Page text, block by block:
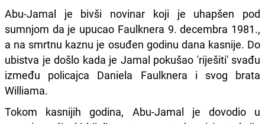
Abu-Jamal je bivši novinar koji je uhapšen pod
sumnjom da je upucao Faulknera 9. decembra 1981.,
a na smrtnu kaznu je osuđen godinu dana kasnije. Do
ubistva je došlo kada je Jamal pokušao 'riješiti' svađu
između policajca Daniela Faulknera i svog brata
Williama.
Tokom kasnijih godina, Abu-Jamal je dovodio u